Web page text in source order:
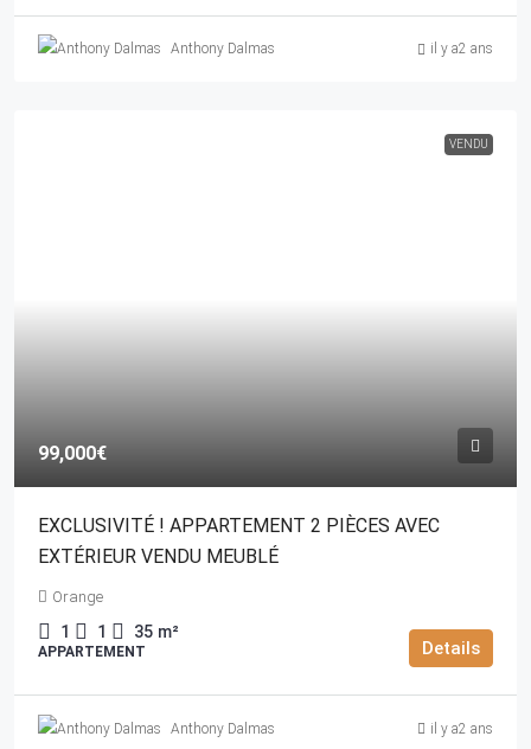
Anthony Dalmas il y a2 ans
VENDU
99,000€
EXCLUSIVITÉ ! APPARTEMENT 2 PIÈCES AVEC
EXTÉRIEUR VENDU MEUBLÉ
Orange
1 1 35 m²
APPARTEMENT Details
Anthony Dalmas il y a2 ans